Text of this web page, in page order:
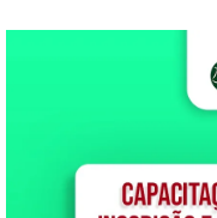
Vale lembrar que, por meio
CRESS disponibilizou uma